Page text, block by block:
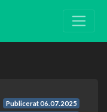
Publicerat06.07.2025